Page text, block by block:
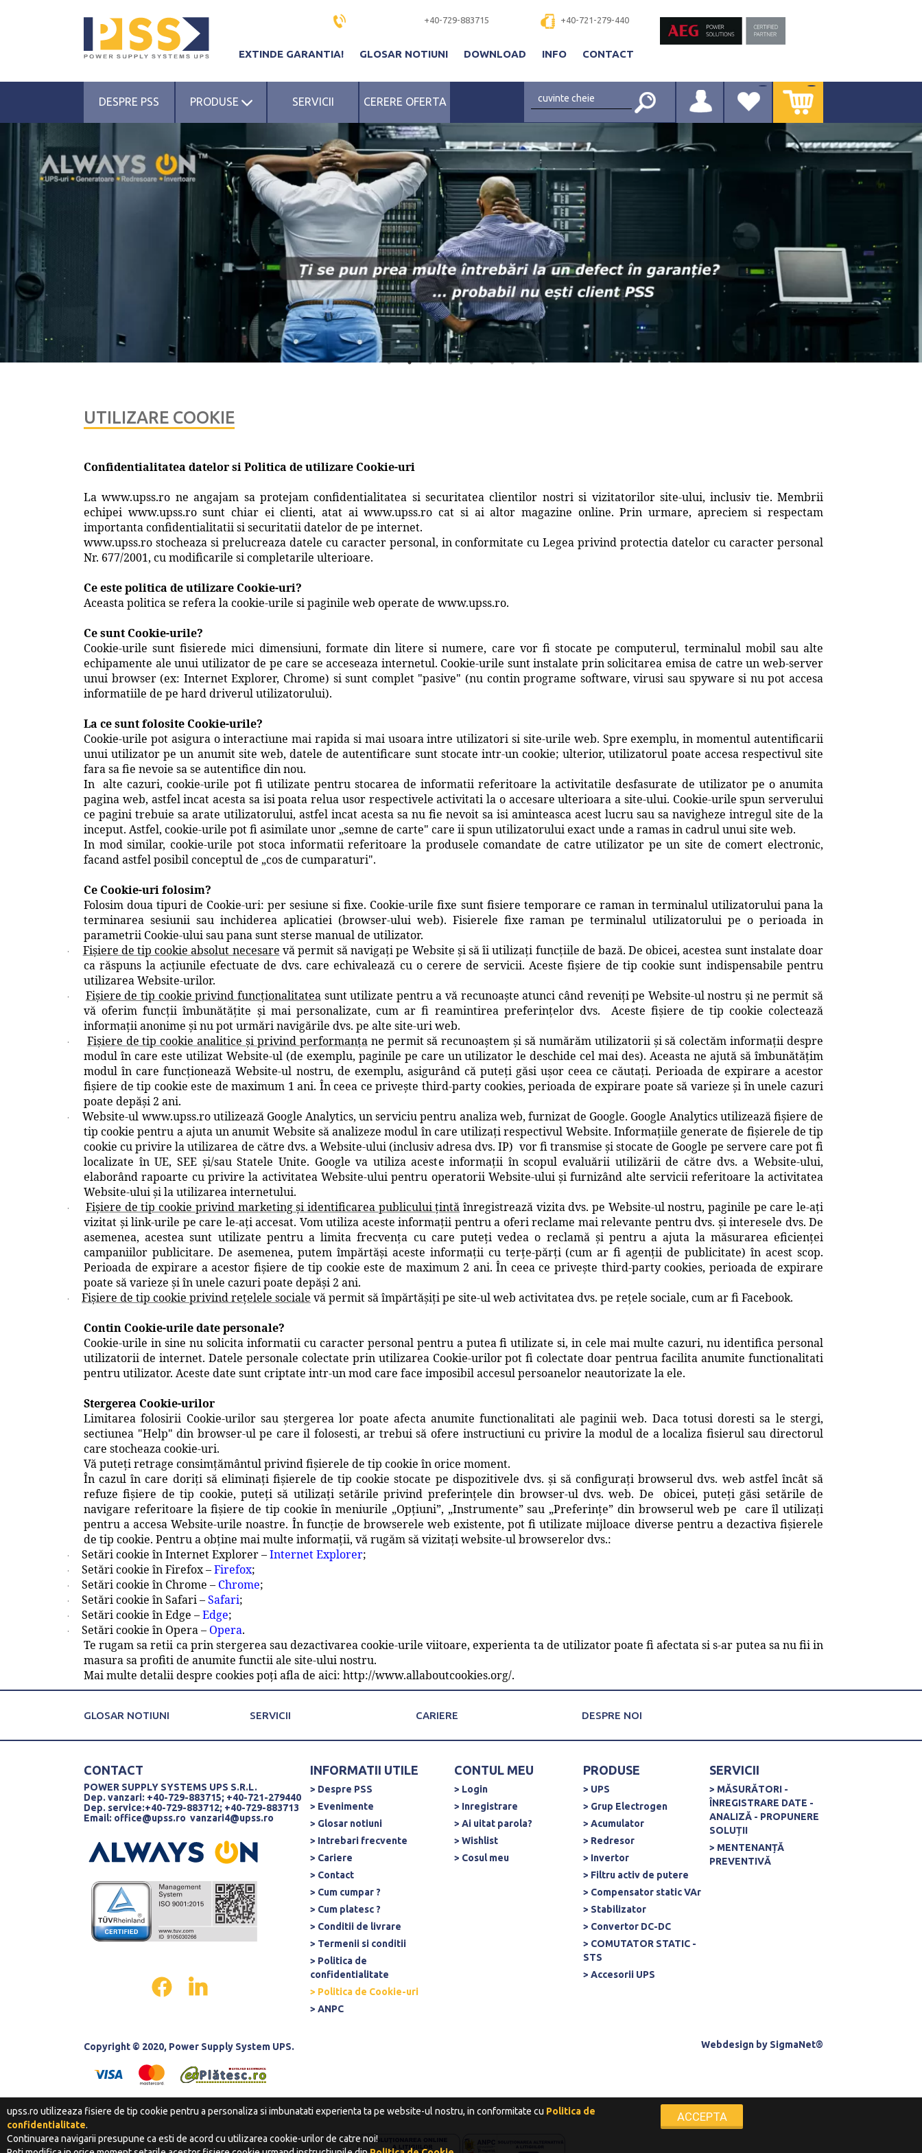
+40-729-883715 +40-721-279-440
EXTINDE GARANTIA! GLOSAR NOTIUNI DOWNLOAD INFO CONTACT
DESPRE PSS PRODUSE SERVICII CERERE OFERTA
UTILIZARE COOKIE
Confidentialitatea datelor si Politica de utilizare Cookie-uri
La www.upss.ro ne angajam sa protejam confidentialitatea si securitatea clientilor nostri si vizitatorilor site-ului, inclusiv tie. Membrii
echipei www.upss.ro sunt chiar ei clienti, atat ai www.upss.ro cat si ai altor magazine online. Prin urmare, apreciem si respectam
importanta confidentialitatii si securitatii datelor de pe internet.
www.upss.ro stocheaza si prelucreaza datele cu caracter personal, in conformitate cu Legea privind protectia datelor cu caracter personal
Nr. 677/2001, cu modificarile si completarile ulterioare.
Ce este politica de utilizare Cookie-uri?
Aceasta politica se refera la cookie-urile si paginile web operate de www.upss.ro.
Ce sunt Cookie-urile?
Cookie-urile sunt fisierede mici dimensiuni, formate din litere si numere, care vor fi stocate pe computerul, terminalul mobil sau alte
echipamente ale unui utilizator de pe care se acceseaza internetul. Cookie-urile sunt instalate prin solicitarea emisa de catre un web-server
unui browser (ex: Internet Explorer, Chrome) si sunt complet "pasive" (nu contin programe software, virusi sau spyware si nu pot accesa
informatiile de pe hard driverul utilizatorului).
La ce sunt folosite Cookie-urile?
Cookie-urile pot asigura o interactiune mai rapida si mai usoara intre utilizatori si site-urile web. Spre exemplu, in momentul autentificarii
unui utilizator pe un anumit site web, datele de autentificare sunt stocate intr-un cookie; ulterior, utilizatorul poate accesa respectivul site
fara sa fie nevoie sa se autentifice din nou.
In alte cazuri, cookie-urile pot fi utilizate pentru stocarea de informatii referitoare la activitatile desfasurate de utilizator pe o anumita
pagina web, astfel incat acesta sa isi poata relua usor respectivele activitati la o accesare ulterioara a site-ului. Cookie-urile spun serverului
ce pagini trebuie sa arate utilizatorului, astfel incat acesta sa nu fie nevoit sa isi aminteasca acest lucru sau sa navigheze intregul site de la
inceput. Astfel, cookie-urile pot fi asimilate unor „semne de carte" care ii spun utilizatorului exact unde a ramas in cadrul unui site web.
In mod similar, cookie-urile pot stoca informatii referitoare la produsele comandate de catre utilizator pe un site de comert electronic,
facand astfel posibil conceptul de „cos de cumparaturi".
Ce Cookie-uri folosim?
Folosim doua tipuri de Cookie-uri: per sesiune si fixe. Cookie-urile fixe sunt fisiere temporare ce raman in terminalul utilizatorului pana la
terminarea sesiunii sau inchiderea aplicatiei (browser-ului web). Fisierele fixe raman pe terminalul utilizatorului pe o perioada in
parametrii Cookie-ului sau pana sunt sterse manual de utilizator.
· Fișiere de tip cookie absolut necesare vă permit să navigați pe Website și să îi utilizați funcțiile de bază. De obicei, acestea sunt instalate doar
ca răspuns la acțiunile efectuate de dvs. care echivalează cu o cerere de servicii. Aceste fișiere de tip cookie sunt indispensabile pentru
utilizarea Website-urilor.
· Fișiere de tip cookie privind funcționalitateasunt utilizate pentru a vă recunoaște atunci când reveniți pe Website-ul nostru și ne permit să
vă oferim funcții îmbunătățite și mai personalizate, cum ar fi reamintirea preferințelor dvs. Aceste fișiere de tip cookie colectează
informații anonime și nu pot urmări navigările dvs. pe alte site-uri web.
· Fișiere de tip cookie analitice și privind performanțane permit să recunoaștem și să numărăm utilizatorii și să colectăm informații despre
modul în care este utilizat Website-ul (de exemplu, paginile pe care un utilizator le deschide cel mai des). Aceasta ne ajută să îmbunătățim
modul în care funcționează Website-ul nostru, de exemplu, asigurând că puteți găsi ușor ceea ce căutați. Perioada de expirare a acestor
fișiere de tip cookie este de maximum 1 ani. În ceea ce priveşte third-party cookies, perioada de expirare poate să varieze şi în unele cazuri
poate depăşi 2 ani.
·
Website-ul www.upss.ro utilizează Google Analytics, un serviciu pentru analiza web, furnizat de Google. Google Analytics utilizează fișiere de
tip cookie pentru a ajuta un anumit Website să analizeze modul în care utilizați respectivul Website. Informațiile generate de fișierele de tip
cookie cu privire la utilizarea de către dvs. a Website-ului (inclusiv adresa dvs. IP) vor fi transmise și stocate de Google pe servere care pot fi
localizate în UE, SEE şi/sau Statele Unite. Google va utiliza aceste informații în scopul evaluării utilizării de către dvs. a Website-ului,
elaborând rapoarte cu privire la activitatea Website-ului pentru operatorii Website-ului și furnizând alte servicii referitoare la activitatea
Website-ului și la utilizarea internetului.
· Fișiere de tip cookie privind marketing și identificarea publicului țintă înregistrează vizita dvs. pe Website-ul nostru, paginile pe care le-ați
vizitat și link-urile pe care le-ați accesat. Vom utiliza aceste informații pentru a oferi reclame mai relevante pentru dvs. și interesele dvs. De
asemenea, acestea sunt utilizate pentru a limita frecvența cu care puteți vedea o reclamă și pentru a ajuta la măsurarea eficienței
campaniilor publicitare. De asemenea, putem împărtăși aceste informații cu terțe-părți (cum ar fi agenții de publicitate) în acest scop.
Perioada de expirare a acestor fișiere de tip cookie este de maximum 2 ani. În ceea ce priveşte third-party cookies, perioada de expirare
poate să varieze şi în unele cazuri poate depăşi 2 ani.
· Fișiere de tip cookie privind rețelele sociale vă permit să împărtășiți pe site-ul web activitatea dvs. pe rețele sociale, cum ar fi Facebook.
Contin Cookie-urile date personale?
Cookie-urile in sine nu solicita informatii cu caracter personal pentru a putea fi utilizate si, in cele mai multe cazuri, nu identifica personal
utilizatorii de internet. Datele personale colectate prin utilizarea Cookie-urilor pot fi colectate doar pentrua facilita anumite functionalitati
pentru utilizator. Aceste date sunt criptate intr-un mod care face imposibil accesul persoanelor neautorizate la ele.
Stergerea Cookie-urilor
Limitarea folosirii Cookie-urilor sau ștergerea lor poate afecta anumite functionalitati ale paginii web. Daca totusi doresti sa le stergi,
sectiunea "Help" din browser-ul pe care il folosesti, ar trebui să ofere instructiuni cu privire la modul de a localiza fisierul sau directorul
care stocheaza cookie-uri.
Vă puteți retrage consimțământul privind fișierele de tip cookie în orice moment.
În cazul în care doriți să eliminați fișierele de tip cookie stocate pe dispozitivele dvs. și să configurați browserul dvs. web astfel încât să
refuze fișiere de tip cookie, puteți să utilizați setările privind preferințele din browser-ul dvs. web. De obicei, puteți găsi setările de
navigare referitoare la fișiere de tip cookie în meniurile „Opțiuni”, „Instrumente” sau „Preferințe” din browserul web pe care îl utilizați
pentru a accesa Website-urile noastre. În funcție de browserele web existente, pot fi utilizate mijloace diverse pentru a dezactiva fișierele
de tip cookie. Pentru a obține mai multe informații, vă rugăm să vizitați website-ul browserelor dvs.:
· Setări cookie în Internet Explorer –Internet Explorer;
· Setări cookie în Firefox –Firefox;
· Setări cookie în Chrome – Chrome;
· Setări cookie în Safari –Safari;
· Setări cookie în Edge –Edge;
· Setări cookie în Opera – Opera.
Te rugam sa retii ca prin stergerea sau dezactivarea cookie-urile viitoare, experienta ta de utilizator poate fi afectata si s-ar putea sa nu fii in
masura sa profiti de anumite functii ale site-ului nostru.
Mai multe detalii despre cookies poți afla de aici: http://www.allaboutcookies.org/.
GLOSAR NOTIUNI SERVICII CARIERE DESPRE NOI
CONTACT
POWER SUPPLY SYSTEMS UPS S.R.L.
Dep. vanzari: +40-729-883715; +40-721-279440
Dep. service:+40-729-883712; +40-729-883713
Email: office@upss.ro vanzari4@upss.ro
INFORMATII UTILE
> Despre PSS
> Evenimente
> Glosar notiuni
> Intrebari frecvente
> Cariere
> Contact
> Cum cumpar ?
> Cum platesc ?
> Conditii de livrare
> Termenii si conditii
> Politica de
confidentialitate
> Politica de Cookie-uri
> ANPC
CONTUL MEU
> Login
> Inregistrare
> Ai uitat parola?
> Wishlist
> Cosul meu
PRODUSE
> UPS
> Grup Electrogen
> Acumulator
> Redresor
> Invertor
> Filtru activ de putere
> Compensator static VAr
> Stabilizator
> Convertor DC-DC
> COMUTATOR STATIC -
STS
> Accesorii UPS
SERVICII
> MĂSURĂTORI -
ÎNREGISTRARE DATE -
ANALIZĂ - PROPUNERE
SOLUȚII
> MENTENANȚĂ
PREVENTIVĂ
Copyright © 2020, Power Supply System UPS. Webdesign by SigmaNet®
upss.ro utilizeaza fisiere de tip cookie pentru a personaliza si imbunatati experienta ta pe website-ul nostru, in conformitate cu Politica de
confidentialitate.
Continuarea navigarii presupune ca esti de acord cu utilizarea cookie-urilor de catre noi!
ACCEPTA